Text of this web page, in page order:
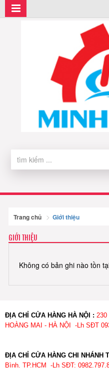
Trang chủ Giới thiệu
GIỚI THIỆU
Không có bản ghi nào tồn
ĐỊA CHỈ CỬA HÀNG HÀ NỘI : 230
HOÀNG MAI - HÀ NỘI -Lh SĐT
ĐỊA CHỈ CỬA HÀNG CHI NHÁNH
Bình. TP.HCM -